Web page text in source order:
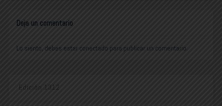
Deja un comentario
Lo siento, debes estar conectado para publicar un comentario.
Edición 1312